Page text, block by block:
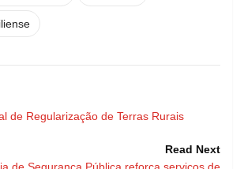
de Regularização de Terras Rurais
Read Next